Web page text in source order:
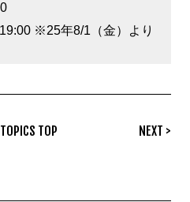
※25年8/1（金）より
TOPICS TOP NEXT >